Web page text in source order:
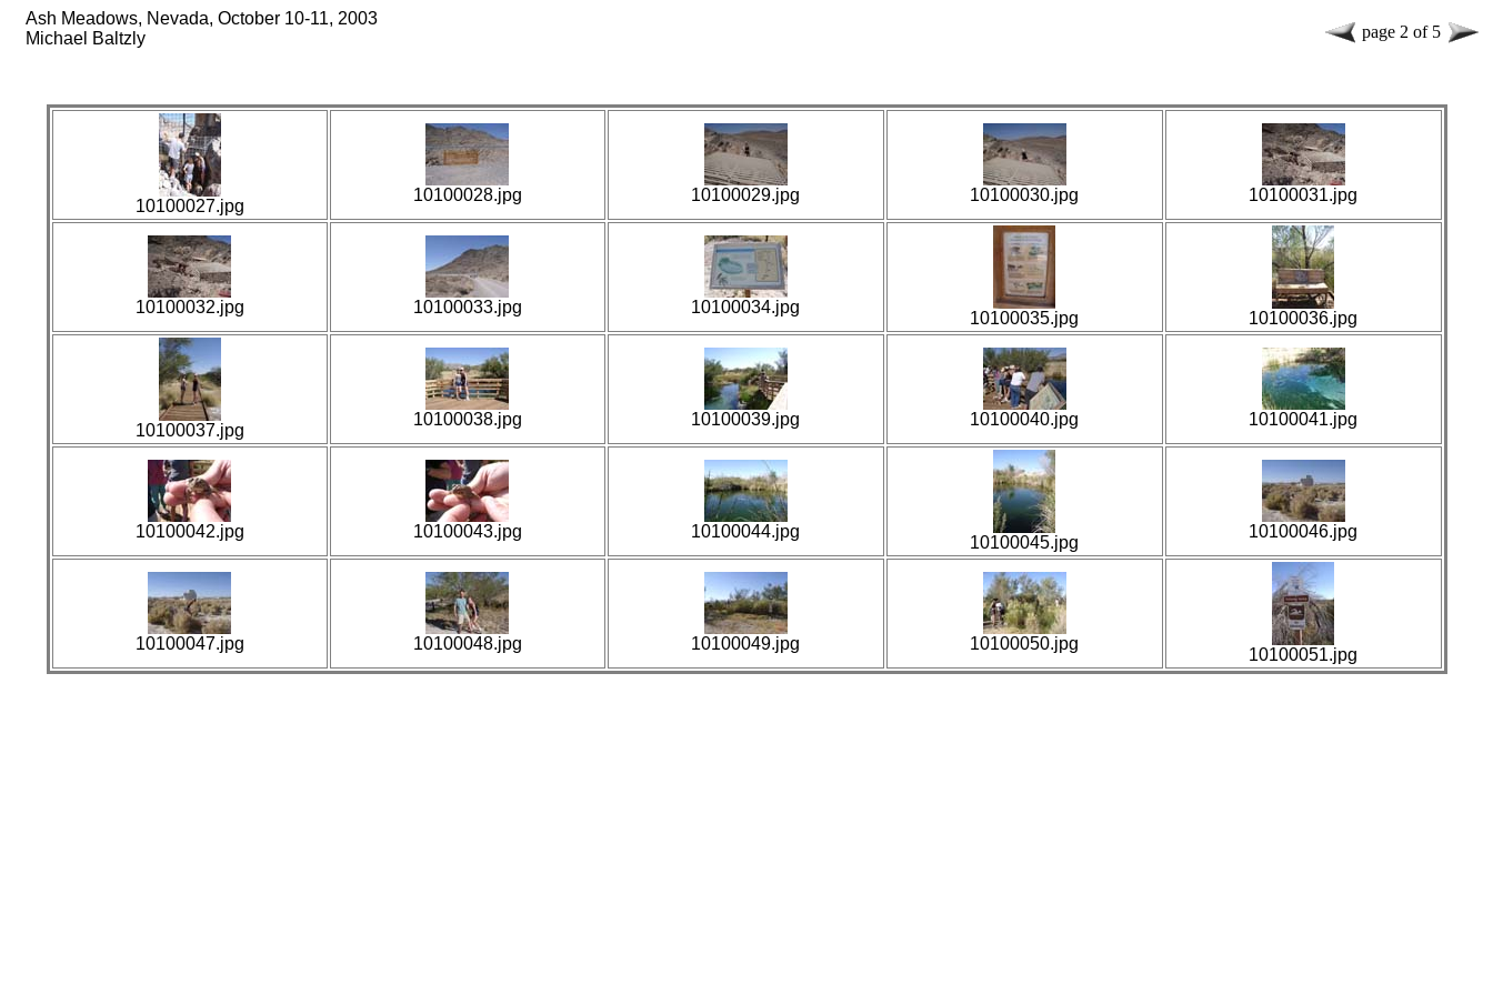
Ash Meadows, Nevada, October 10-11, 2003
Michael Baltzly
page 2 of 5
10100027.jpg
10100028.jpg 10100029.jpg 10100030.jpg 10100031.jpg
10100032.jpg 10100033.jpg 10100034.jpg
10100035.jpg 10100036.jpg
10100037.jpg
10100038.jpg 10100039.jpg 10100040.jpg 10100041.jpg
10100042.jpg 10100043.jpg 10100044.jpg
10100045.jpg
10100046.jpg
10100047.jpg 10100048.jpg 10100049.jpg 10100050.jpg
10100051.jpg